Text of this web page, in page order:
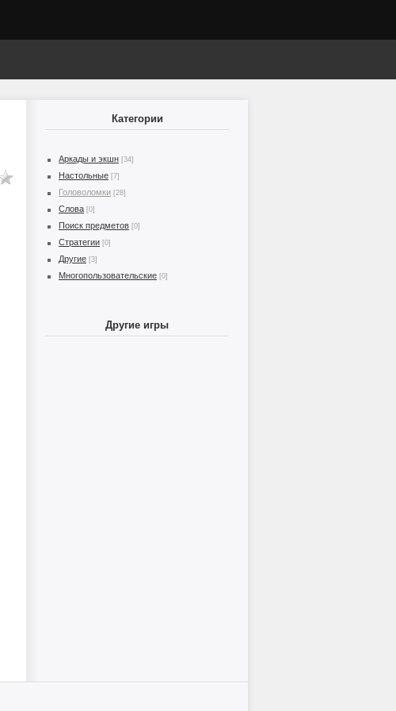
Категории
Аркады и экшн [34]
Настольные [7]
Головоломки [28]
Слова [0]
Поиск предметов [0]
Стратегии [0]
Другие [3]
Многопользовательские [0]
Другие игры